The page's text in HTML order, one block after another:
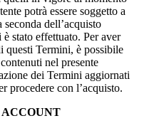
potrà essere soggetto a
dell’acquisto
stato effettuato. Per aver
questi Termini, è possibile
nel presente
dei Termini aggiornati
procedere con l’acquisto.